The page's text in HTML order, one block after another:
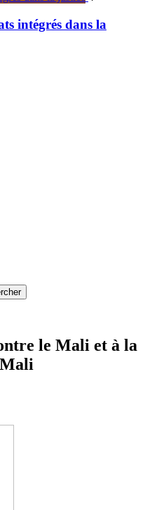
intégrés dans la
le Mali et à la